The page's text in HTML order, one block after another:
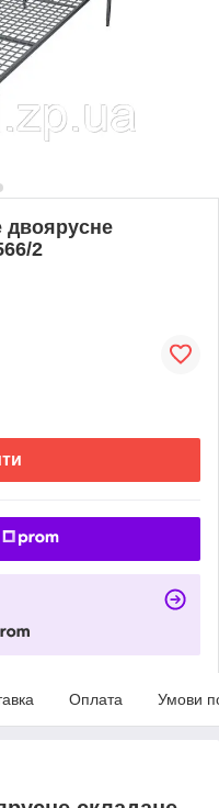
двоярусне
2
Оплата Умови